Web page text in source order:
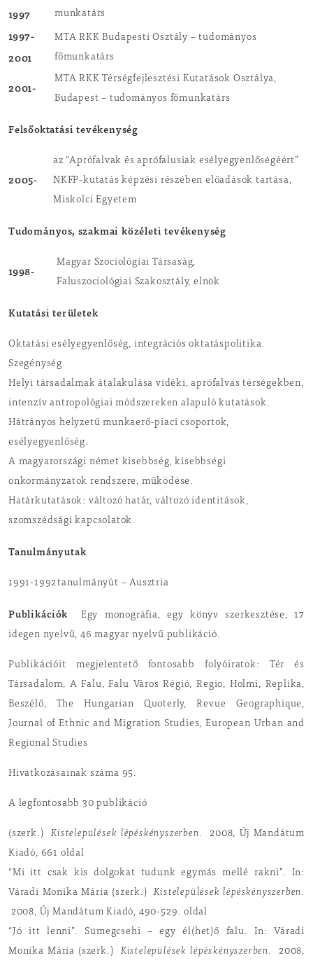
1997
munkatárs
1997-
2001
MTA RKK Budapesti Osztály – tudományos
főmunkatárs
2001-
MTA RKK Térségfejlesztési Kutatások Osztálya,
Budapest – tudományos főmunkatárs
Felsőoktatási tevékenység
2005-
az “Aprófalvak és aprófalusiak esélyegyenlőségéért”
NKFP-kutatás képzési részében előadások tartása,
Miskolci Egyetem
Tudományos, szakmai közéleti tevékenység
1998-
Magyar Szociológiai Társaság,
Faluszociológiai Szakosztály, elnök
Kutatási területek
Oktatási esélyegyenlőség, integrációs oktatáspolitika.
Szegénység.
Helyi társadalmak átalakulása vidéki, aprófalvas térségekben,
intenzív antropológiai módszereken alapuló kutatások.
Hátrányos helyzetű munkaerő-piaci csoportok,
esélyegyenlőség.
A magyarországi német kisebbség, kisebbségi
önkormányzatok rendszere, működése.
Határkutatások: változó határ, változó identitások,
szomszédsági kapcsolatok.
Tanulmányutak
1991-1992tanulmányút – Ausztria
Publikációk
Egy monográfia, egy könyv szerkesztése, 17
idegen nyelvű, 46 magyar nyelvű publikáció.
Publikációit megjelentető fontosabb folyóiratok: Tér és
Társadalom, A Falu, Falu Város Régió, Regio, Holmi, Replika,
Beszélő, The Hungarian Quoterly, Revue Geographique,
Journal of Ethnic and Migration Studies, European Urban and
Regional Studies
Hivatkozásainak száma 95.
A legfontosabb 30 publikáció
(szerk.)Kistelepülések lépéskényszerben.
2008, Új Mandátum
Kiadó, 661 oldal
“Mi itt csak kis dolgokat tudunk egymás mellé rakni”. In:
Váradi Monika Mária (szerk.)Kistelepülések lépéskényszerben.
2008, Új Mandátum Kiadó, 490-529. oldal
“Jó itt lenni”. Sümegcsehi – egy él(het)ő falu. In: Váradi
Monika Mária (szerk.) Kistelepülések lépéskényszerben. 2008,